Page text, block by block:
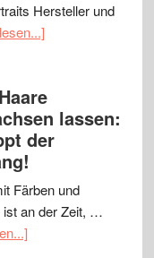
Hersteller und
lassen:
der
Färben und
ist an der Zeit, …